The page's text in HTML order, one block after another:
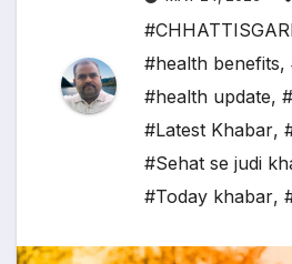
#health benefits,
#health update,
#Latest Khabar,
#Sehat se judi
#Today khabar,